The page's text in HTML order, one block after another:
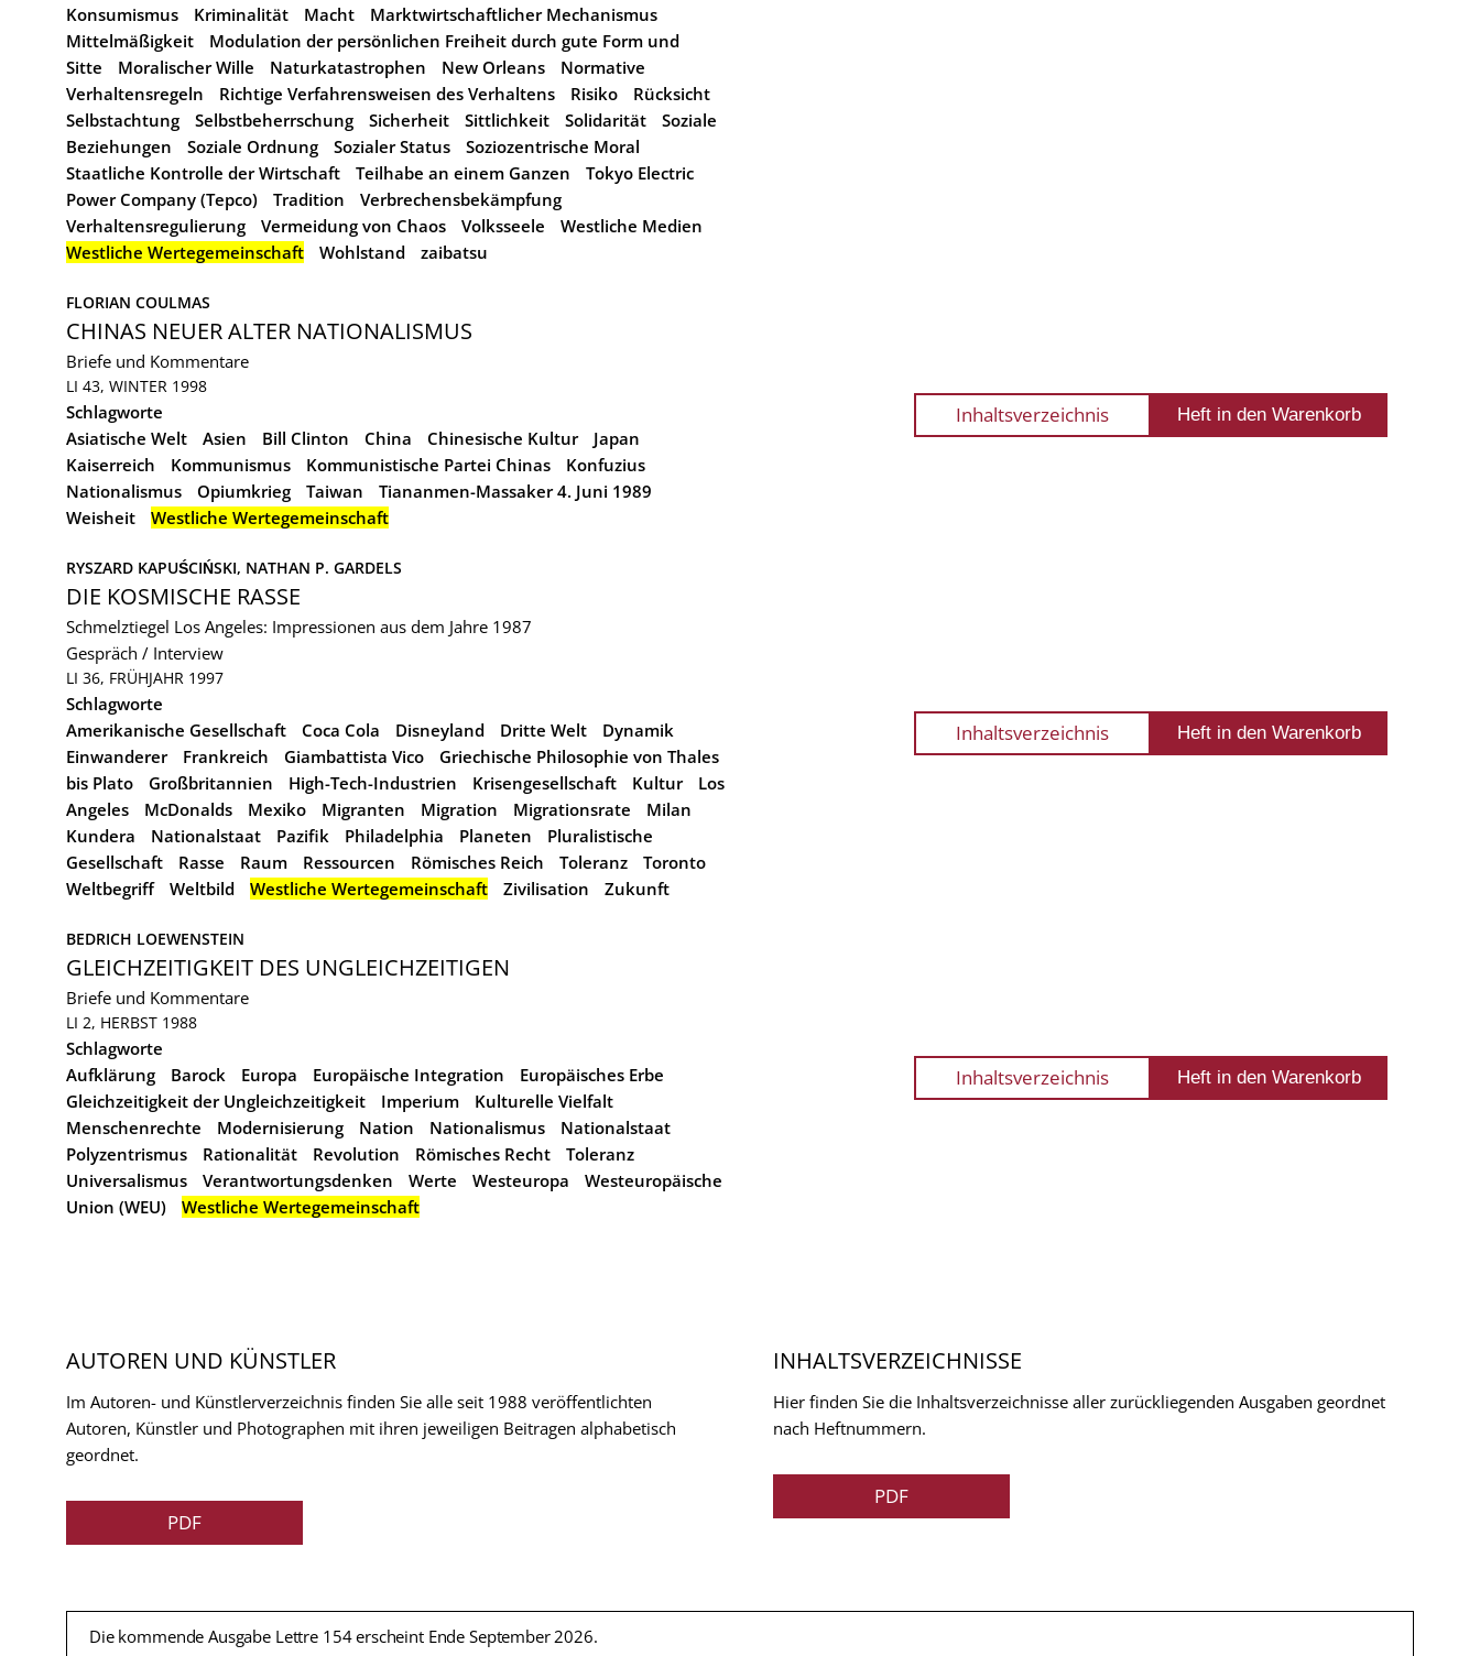
Konsumismus
Kriminalität Macht
Marktwirtschaftlicher Mechanismus
Mittelmäßigkeit
Modulation der persönlichen Freiheit durch gute Form und
Sitte
Moralischer Wille Naturkatastrophen New Orleans
Normative
Verhaltensregeln
Richtige Verfahrensweisen des Verhaltens Risiko
Rücksicht
Selbstachtung
Selbstbeherrschung Sicherheit Sittlichkeit Solidarität
Soziale
Beziehungen
Soziale Ordnung Sozialer Status
Soziozentrische Moral
Staatliche Kontrolle der Wirtschaft
Teilhabe an einem Ganzen
Tokyo Electric
Power Company (Tepco)
Tradition
Verbrechensbekämpfung
Verhaltensregulierung
Vermeidung von Chaos Volksseele
Westliche Medien
Westliche Wertegemeinschaft
Wohlstand zaibatsu
FLORIAN COULMAS
CHINAS NEUER ALTER NATIONALISMUS
Briefe und Kommentare
LI 43, WINTER 1998
Schlagworte
Asiatische Welt
Asien Bill Clinton China Chinesische Kultur
Japan
Kaiserreich
Kommunismus Kommunistische Partei Chinas
Konfuzius
Nationalismus
Opiumkrieg Taiwan
Tiananmen-Massaker 4. Juni 1989
Weisheit
Westliche Wertegemeinschaft
Inhaltsverzeichnis
RYSZARD KAPUŚCIŃSKI, NATHAN P. GARDELS
DIE KOSMISCHE RASSE
Schmelztiegel Los Angeles: Impressionen aus dem Jahre 1987
Gespräch / Interview
LI 36, FRÜHJAHR 1997
Schlagworte
Amerikanische Gesellschaft
Coca Cola Disneyland Dritte Welt
Dynamik
Einwanderer
Frankreich Giambattista Vico
Griechische Philosophie von Thales
bis Plato
Großbritannien High-Tech-Industrien Krisengesellschaft Kultur
Los
Angeles
McDonalds Mexiko Migranten Migration Migrationsrate
Milan
Kundera
Nationalstaat Pazifik Philadelphia Planeten
Pluralistische
Gesellschaft
Rasse Raum Ressourcen Römisches Reich Toleranz
Toronto
Weltbegriff
Weltbild Westliche Wertegemeinschaft Zivilisation Zukunft
Inhaltsverzeichnis
BEDRICH LOEWENSTEIN
GLEICHZEITIGKEIT DES UNGLEICHZEITIGEN
Briefe und Kommentare
LI 2, HERBST 1988
Schlagworte
Aufklärung
Barock Europa Europäische Integration
Europäisches Erbe
Gleichzeitigkeit der Ungleichzeitigkeit
Imperium
Kulturelle Vielfalt
Menschenrechte
Modernisierung Nation Nationalismus
Nationalstaat
Polyzentrismus
Rationalität Revolution Römisches Recht
Toleranz
Universalismus
Verantwortungsdenken Werte Westeuropa
Westeuropäische
Union (WEU)
Westliche Wertegemeinschaft
Inhaltsverzeichnis
AUTOREN UND KÜNSTLER
Im Autoren- und Künstlerverzeichnis finden Sie alle seit 1988 veröffentlichten
Autoren, Künstler und Photographen mit ihren jeweiligen Beitragen alphabetisch
geordnet.
PDF
INHALTSVERZEICHNISSE
Hier finden Sie die Inhaltsverzeichnisse aller zurückliegenden Ausgaben geordnet
nach Heftnummern.
PDF
Die kommende Ausgabe Lettre 154 erscheint Ende September 2026.